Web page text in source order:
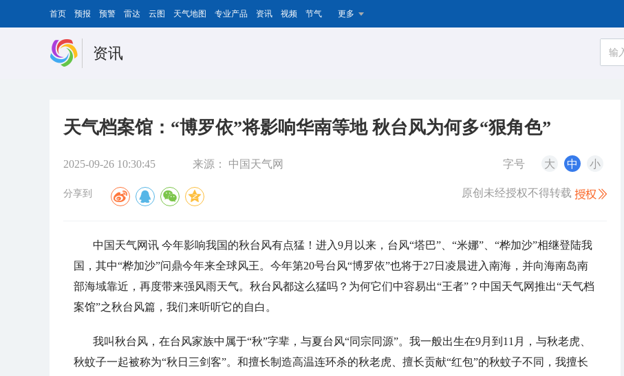
首页 预报 预警 雷达 云图 天气地图 专业产品 资讯 视频 节气 更多
资讯
天气档案馆：“博罗依”将影响华南等地 秋台风为何多“狠角色”
2025-09-26 10:30:45 来源： 中国天气网 字号 大 中 小
分享到 原创未经授权不得转载
中国天气网讯 今年影响我国的秋台风有点猛！进入9月以来，台风“塔巴”、“米娜”、“桦加沙”相继登陆我
国，其中“桦加沙”问鼎今年来全球风王。今年第20号台风“博罗依”也将于27日凌晨进入南海， 并向海南岛南
部海域靠近，再度带来强风雨天气。秋台风都这么猛吗？为何它们中容易出“王者”？中国天气网推出“天气档
案馆”之秋台风篇，我们来听听它的自白。
我叫秋台风，在台风家族中属于“秋”字辈，与夏台风“同宗同源”。我一般出生在9月到11月，与秋老虎、
秋蚊子一起被称为“秋日三剑客”。和擅长制造高温连环杀的秋老虎、擅长贡献“红包”的秋蚊子不同，我擅长